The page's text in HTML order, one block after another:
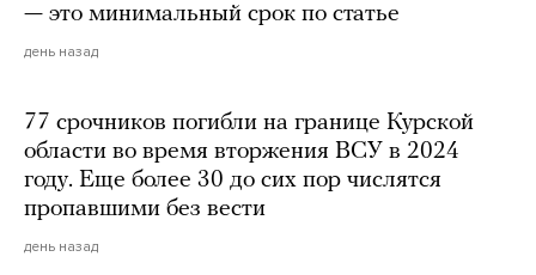
— это минимальный срок по статье
день назад
77 срочников погибли на границе Курской
области во время вторжения ВСУ в 2024
году. Еще более 30 до сих пор числятся
пропавшими без вести
день назад